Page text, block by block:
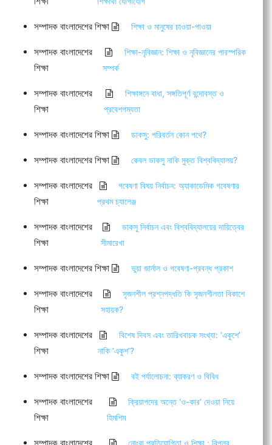
সম্পাদক বাংলাদেশের শিক্ষা শিক্ষা ও মানুষের চাওয়া-পাওয়া
সম্পাদক বাংলাদেশের
শিক্ষা
শিক্ষা-নৃবিজ্ঞান: শিক্ষা ও নৃবিজ্ঞানের পারস্পরিক
সম্পর্ক
সম্পাদক বাংলাদেশের
শিক্ষা
শিক্ষাঙ্গনে বাধা, সঙ্গতিপূর্ণ বন্দোবস্ত ও
প্রবেশগম্যতা
সম্পাদক বাংলাদেশের শিক্ষা ডাকসু: পরিবর্তন কোন পথে?
সম্পাদক বাংলাদেশের শিক্ষা কেবল ডাকসু নাকি মুক্ত বিশ্ববিদ্যালয়?
সম্পাদক বাংলাদেশের
শিক্ষা
গবেষণা বিষয় নির্বাচন: অ্যাকাডেমিক গবেষণার
প্রথম চ্যালেঞ্জ
সম্পাদক বাংলাদেশের
শিক্ষা
ডাকসু নির্বাচন এবং বিশ্ববিদ্যালয়ের দায়িত্বের
সীমারেখা
সম্পাদক বাংলাদেশের শিক্ষা ভুয়া জার্নাল ও গবেষণা-প্রবন্ধ প্রকাশ
সম্পাদক বাংলাদেশের
শিক্ষা
সৃজনশীল প্রশ্নপদ্ধতি কি সৃজনশীলতা বিকাশে
সহায়ক?
সম্পাদক বাংলাদেশের
শিক্ষা
বিশেষ দিবস এবং তারিখবাচক সংখ্যা: ‘একুশে’
নাকি ‘একুশ’?
সম্পাদক বাংলাদেশের শিক্ষা বই পর্যালোচনা: ব্যাকরণ ও বিবিধ
সম্পাদক বাংলাদেশের
শিক্ষা
ক্রিয়াপদের অন্তে ‘ও-কার’ দেওয়া নিয়ে
হিমশিম
নোংরা প্রতিযোগিতা ও শিক্ষা : বিপ্লব